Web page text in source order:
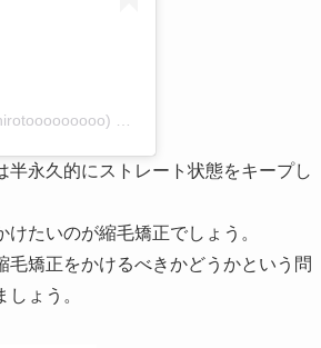
永久的にストレート状態をキープし
たいのが縮毛矯正でしょう。
矯正をかけるべきかどうかという問
ょう。